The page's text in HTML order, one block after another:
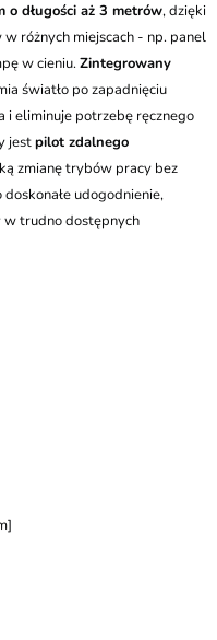
o długości aż 3 metrów, dzięki
różnych miejscach - np. panel
w cieniu.Zintegrowany
światło po zapadnięciu
i eliminuje potrzebę ręcznego
jestpilot zdalnego
zmianę trybów pracy bez
udogodnienie,
trudno dostępnych